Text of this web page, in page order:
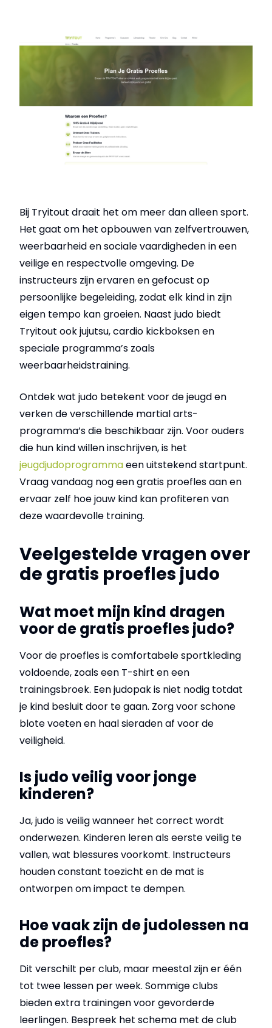
Bij Tryitout draait het om meer dan alleen sport.
Het gaat om het opbouwen van zelfvertrouwen,
weerbaarheid en sociale vaardigheden in een
veilige en respectvolle omgeving. De
instructeurs zijn ervaren en gefocust op
persoonlijke begeleiding, zodat elk kind in zijn
eigen tempo kan groeien. Naast judo biedt
Tryitout ook jujutsu, cardio kickboksen en
speciale programma’s zoals
weerbaarheidstraining.
Ontdek wat judo betekent voor de jeugd en
verken de verschillende martial arts-
programma’s die beschikbaar zijn. Voor ouders
die hun kind willen inschrijven, is het
jeugdjudoprogrammaeen uitstekend startpunt.
Vraag vandaag nog een gratis proefles aan en
ervaar zelf hoe jouw kind kan profiteren van
deze waardevolle training.
Veelgestelde vragen over
de gratis proefles judo
Wat moet mijn kind dragen
voor de gratis proefles judo?
Voor de proefles is comfortabele sportkleding
voldoende, zoals een T-shirt en een
trainingsbroek. Een judopak is niet nodig totdat
je kind besluit door te gaan. Zorg voor schone
blote voeten en haal sieraden af voor de
veiligheid.
Is judo veilig voor jonge
kinderen?
Ja, judo is veilig wanneer het correct wordt
onderwezen. Kinderen leren als eerste veilig te
vallen, wat blessures voorkomt. Instructeurs
houden constant toezicht en de mat is
ontworpen om impact te dempen.
Hoe vaak zijn de judolessen na
de proefles?
Dit verschilt per club, maar meestal zijn er één
tot twee lessen per week. Sommige clubs
bieden extra trainingen voor gevorderde
leerlingen. Bespreek het schema met de club